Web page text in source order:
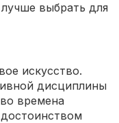
выбрать для
искусство.
дисциплины
времена